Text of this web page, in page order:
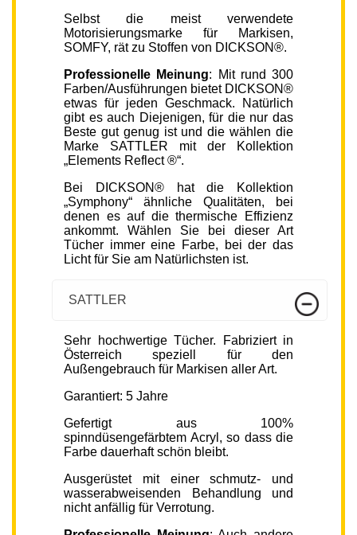
Selbst die meist verwendete
Motorisierungsmarke für Markisen,
SOMFY, rät zu Stoffen von DICKSON®.
Professionelle Meinung: Mit rund 300
Farben/Ausführungen bietet DICKSON®
etwas für jeden Geschmack. Natürlich
gibt es auch Diejenigen, für die nur das
Beste gut genug ist und die wählen die
Marke SATTLER mit der Kollektion
„Elements Reflect ®“.
Bei DICKSON® hat die Kollektion
„Symphony“ ähnliche Qualitäten, bei
denen es auf die thermische Effizienz
ankommt. Wählen Sie bei dieser Art
Tücher immer eine Farbe, bei der das
Licht für Sie am Natürlichsten ist.
SATTLER
Sehr hochwertige Tücher. Fabriziert in
Österreich speziell für den
Außengebrauch für Markisen aller Art.
Garantiert: 5 Jahre
Gefertigt aus 100%
spinndüsengefärbtem Acryl, so dass die
Farbe dauerhaft schön bleibt.
Ausgerüstet mit einer schmutz- und
wasserabweisenden Behandlung und
nicht anfällig für Verrotung.